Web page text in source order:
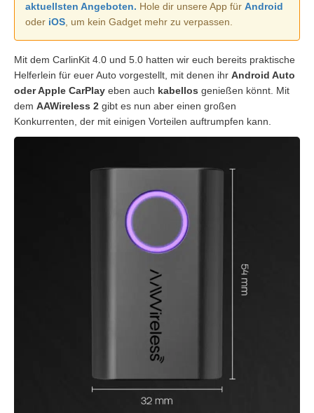
aktuellsten Angeboten. Hole dir unsere App für Android
oder iOS , um kein Gadget mehr zu verpassen.
Mit dem CarlinKit 4.0 und 5.0 hatten wir euch bereits praktische
Helferlein für euer Auto vorgestellt, mit denen ihr Android Auto
oder Apple CarPlay eben auch kabellos genießen könnt. Mit
dem AAWireless 2 gibt es nun aber einen großen
Konkurrenten, der mit einigen Vorteilen auftrumpfen kann.